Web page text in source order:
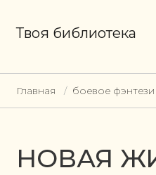
Твоя библиотека
Главная боевое фэнтези
НОВАЯ